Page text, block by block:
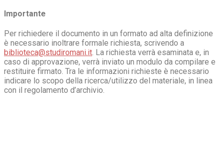
Importante
Per richiedere il documento in un formato ad alta definizione
è necessario inoltrare formale richiesta, scrivendo a
biblioteca@studiromani.it. La richiesta verrà esaminata e, in
caso di approvazione, verrà inviato un modulo da compilare e
restituire firmato. Tra le informazioni richieste è necessario
indicare lo scopo della ricerca/utilizzo del materiale, in linea
con il regolamento d’archivio.